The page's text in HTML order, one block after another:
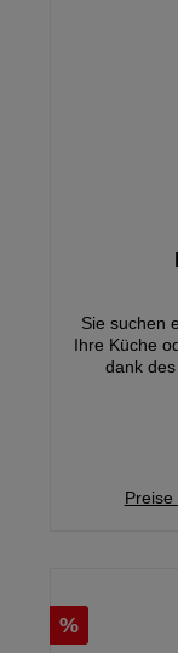
Sie suchen
Ihre Küche
dank
Der
Preise
%